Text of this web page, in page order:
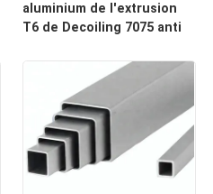
aluminium de l'extrusion
T6 de Decoiling 7075 anti